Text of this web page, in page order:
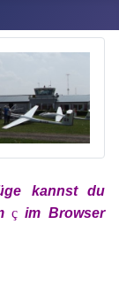
kannst du
x çx imBrowser